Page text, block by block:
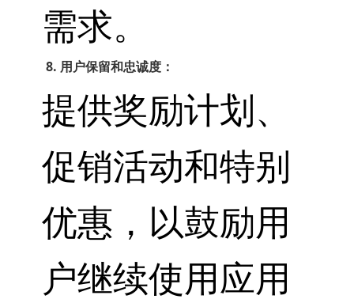
需求。
8. 用户保留和忠诚度：
提供奖励计划、
促销活动和特别
优惠，以鼓励用
户继续使用应用